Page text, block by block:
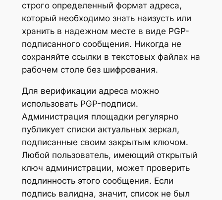
строго определенный формат адреса,
который необходимо знать наизусть или
хранить в надежном месте в виде PGP-
подписанного сообщения. Никогда не
сохраняйте ссылки в текстовых файлах на
рабочем столе без шифрования.
Для верификации адреса можно
использовать PGP-подписи.
Администрация площадки регулярно
публикует списки актуальных зеркал,
подписанные своим закрытым ключом.
Любой пользователь, имеющий открытый
ключ администрации, может проверить
подлинность этого сообщения. Если
подпись валидна, значит, список не был